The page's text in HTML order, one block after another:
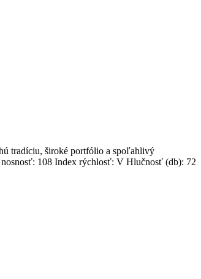
tradíciu, široké portfólio a spoľahlivý
108 Index rýchlosť: V Hlučnosť (db): 72